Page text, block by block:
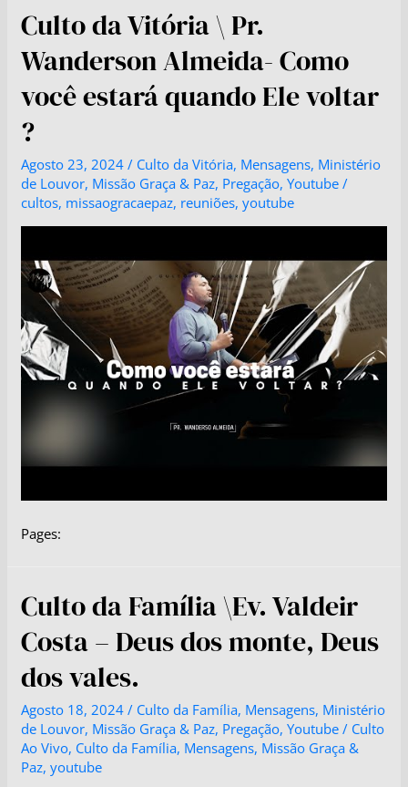
Culto da Vitória \ Pr.
Wanderson Almeida- Como
você estará quando Ele voltar
?
Agosto 23, 2024 / Culto da Vitória, Mensagens, Ministério
de Louvor, Missão Graça & Paz, Pregação,Youtube /
cultos, missaogracaepaz, reuniões,youtube
Pages:
Culto da Família \Ev. Valdeir
Costa – Deus dos monte, Deus
dos vales.
Agosto 18, 2024 / Culto da Família, Mensagens, Ministério
de Louvor, Missão Graça & Paz, Pregação,Youtube / Culto
Ao Vivo, Culto da Família, Mensagens, Missão Graça &
Paz,youtube